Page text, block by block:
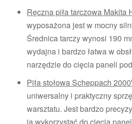
Ręczna piła tarczowa Makita
wyposażona jest w mocny
Średnica tarczy wynosi 190
wydajna i bardzo łatwa w
narzędzie do cięcia paneli
Piła stołowa Scheppach
uniwersalny i praktyczny
warsztatu. Jest bardzo
ją wykorzystać do cięcia